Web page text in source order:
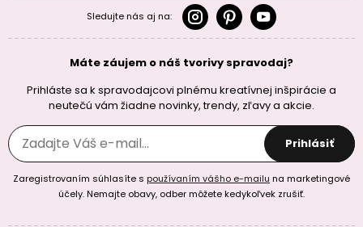
Sledujte nás aj na:
Máte záujem o náš tvorivy spravodaj?
Prihláste sa k spravodajcovi plnému kreatívnej inšpirácie a
neutečú vám žiadne novinky, trendy, zľavy a akcie.
Prihlásiť
Zaregistrovaním súhlasíte s používaním vášho e-mailu na marketingové
účely. Nemajte obavy, odber môžete kedykoľvek zrušiť.